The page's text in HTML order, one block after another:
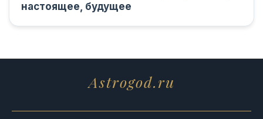
настоящее, будущее
Astrogod.ru